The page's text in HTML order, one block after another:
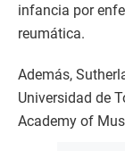
infancia por
reumática.
Además,
Universidad de
Academy of